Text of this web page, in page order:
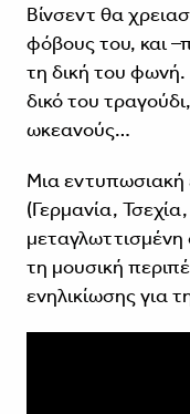
Βίνσεντ θα
φόβους του, και
τη δική του φωνή.
δικό του
ωκεανούς…
Μια
(Γερμανία,
τη μουσική
ενηλικίωσης για